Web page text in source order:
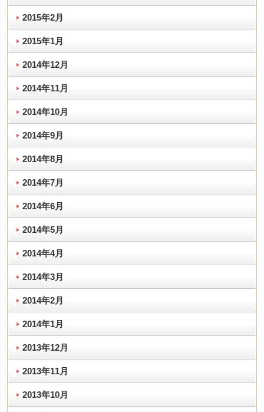
2015年2月
2015年1月
2014年12月
2014年11月
2014年10月
2014年9月
2014年8月
2014年7月
2014年6月
2014年5月
2014年4月
2014年3月
2014年2月
2014年1月
2013年12月
2013年11月
2013年10月